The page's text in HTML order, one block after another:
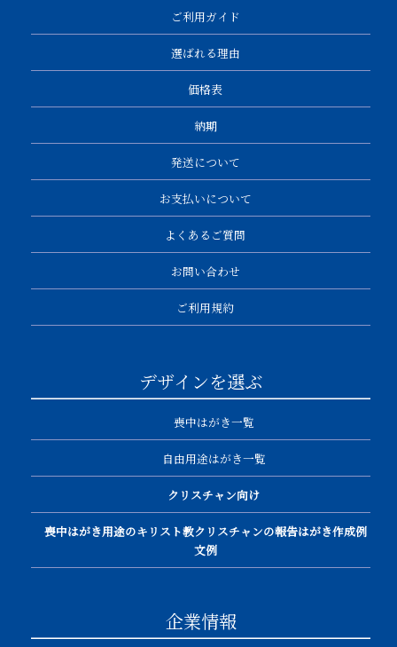
ご利用ガイド
選ばれる理由
価格表
納期
発送について
お支払いについて
よくあるご質問
お問い合わせ
ご利用規約
デザインを選ぶ
喪中はがき一覧
自由用途はがき一覧
クリスチャン向け
喪中はがき用途のキリスト教クリスチャンの報告はがき作成例
文例
企業情報